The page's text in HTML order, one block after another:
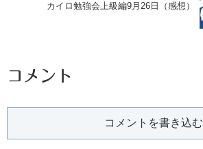
カイロ勉強会上級編9月26日（感想）
コメント
コメントを書き込む